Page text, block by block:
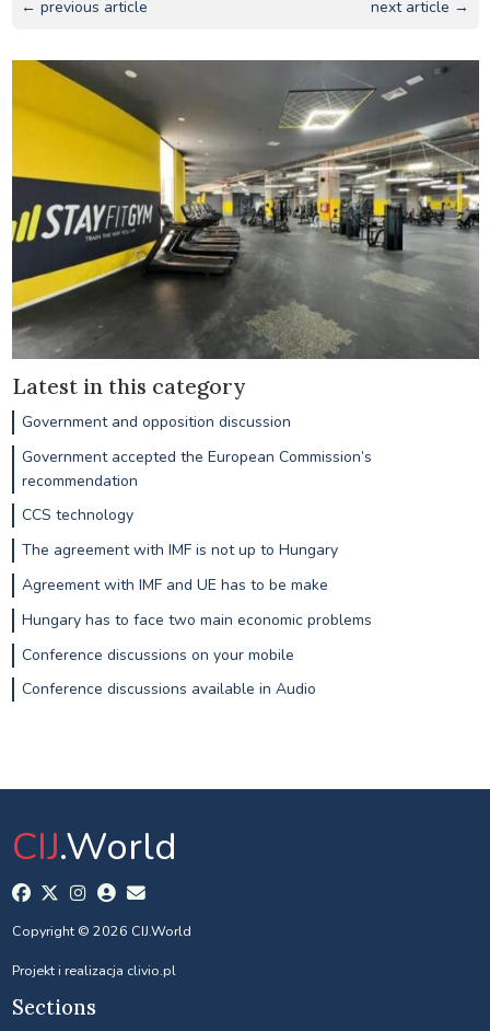
← previous article next article →
Latest in this category
Government and opposition discussion
Government accepted the European Commission’s
recommendation
CCS technology
The agreement with IMF is not up to Hungary
Agreement with IMF and UE has to be make
Hungary has to face two main economic problems
Conference discussions on your mobile
Conference discussions available in Audio
CIJ.World
Copyright © 2026 CIJ.World
Projekt i realizacja clivio.pl
Sections